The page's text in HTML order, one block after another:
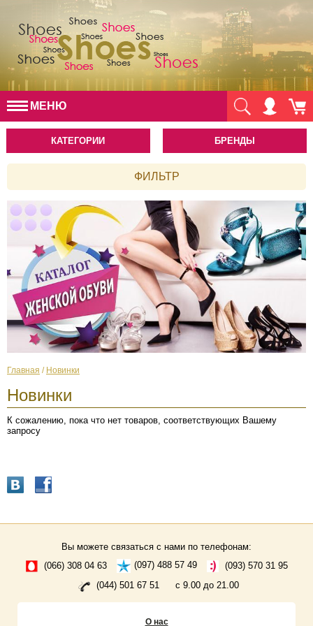
МЕНЮ
КАТЕГОРИИ БРЕНДЫ
ФИЛЬТР
Главная / Новинки
Новинки
К сожалению, пока что нет товаров, соответствующих Вашему
запросу
Вы можете связаться с нами по телефонам:
(066) 308 04 63
(097) 488 57 49
(093) 570 31 95
(044) 501 67 51
с 9.00 до 21.00
О нас